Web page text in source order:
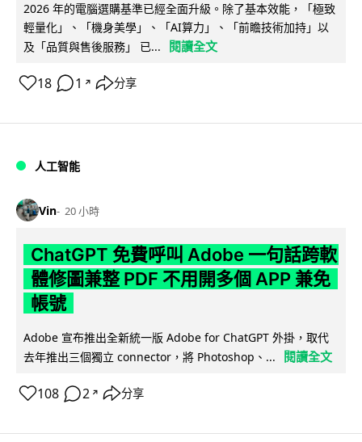
2026 年的電腦選購基準已經全面升級。除了基本效能，「極致
輕量化」、「機身美學」、「AI算力」、「前瞻技術加持」以
及「品質與售後服務」 已...
閱讀全文
18 1 ↗ 分享
人工智能
Vin 20 小時
ChatGPT 免費呼叫 Adobe 一句話跨軟
體修圖兼整 PDF 不用開多個 APP 兼免
帳號
Adobe 宣布推出全新統一版 Adobe for ChatGPT 外掛，取代
去年推出三個獨立 connector，將 Photoshop、...
閱讀全文
108 2 ↗ 分享